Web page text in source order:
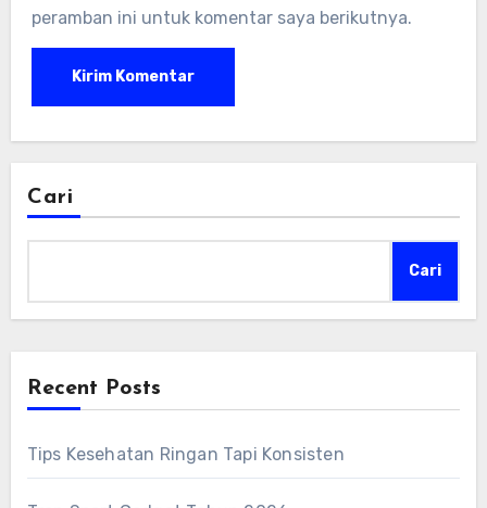
peramban ini untuk komentar saya berikutnya.
Cari
Cari
Recent Posts
Tips Kesehatan Ringan Tapi Konsisten